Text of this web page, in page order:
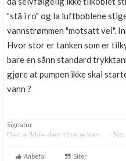
"stå i ro" og la luftboblene
vannstrømmen "motsatt vei".
Hvor stor er tanken som er
bare en sånn standard
gjøre at pumpen ikke skal
vann ?
Signatur
Det e ikkje den ting æ kan. -
Anbefal Siter